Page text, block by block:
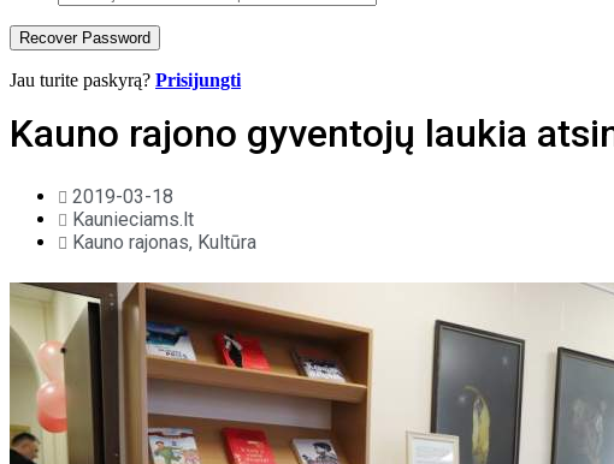
Recover Password
Jau turite paskyrą? Prisijungti
Kauno rajono gyventojų laukia
2019-03-18
Kaunieciams.lt
Kauno rajonas, Kultūra